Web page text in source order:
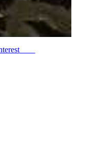
Save